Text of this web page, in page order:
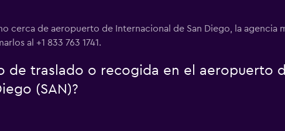
cerca de aeropuerto de Internacional de San Diego, la agencia
al +1 833 763 1741.
de traslado o recogida en el aeropuerto
(SAN)?